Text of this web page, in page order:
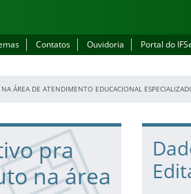
Contatos Ouvidoria Portal do
ÁREA DE ATENDIMENTO EDUCACIONAL
pra
na área